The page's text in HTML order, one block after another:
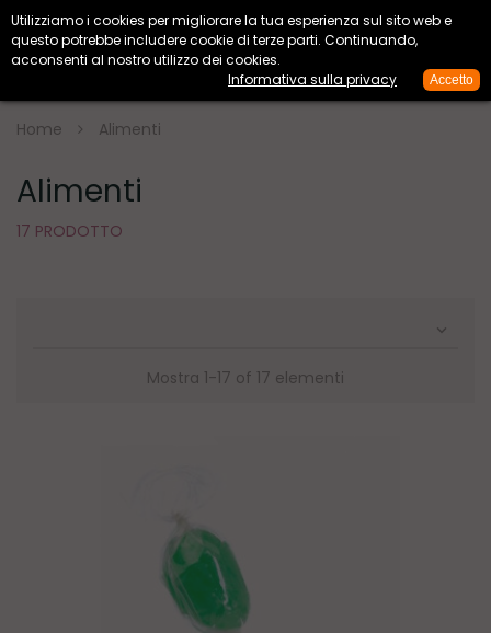
Home Alimenti
Alimenti
17 PRODOTTO

Mostra 1-17 of 17 elementi
Utilizziamo i cookies per migliorare la tua esperienza sul sito web e
questo potrebbe includere cookie di terze parti. Continuando,
acconsenti al nostro utilizzo dei cookies.
Informativa sulla privacy
Accetto
 
